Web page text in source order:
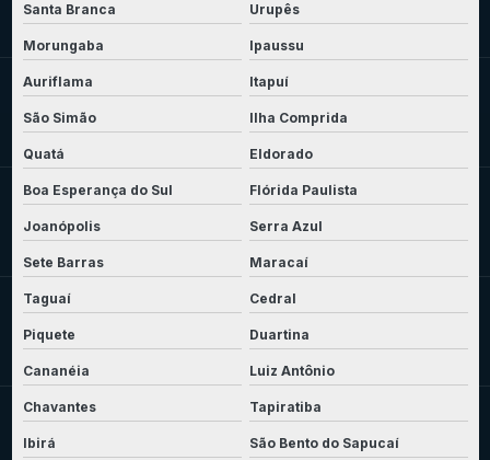
Santa Branca Urupês
Morungaba Ipaussu
Auriflama Itapuí
São Simão Ilha Comprida
Quatá Eldorado
Boa Esperança do Sul Flórida Paulista
Joanópolis Serra Azul
Sete Barras Maracaí
Taguaí Cedral
Piquete Duartina
Cananéia Luiz Antônio
Chavantes Tapiratiba
Ibirá São Bento do Sapucaí